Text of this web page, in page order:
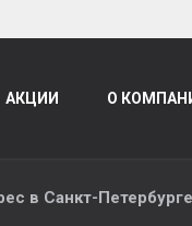
АКЦИИ О
в Санкт-Петербурге